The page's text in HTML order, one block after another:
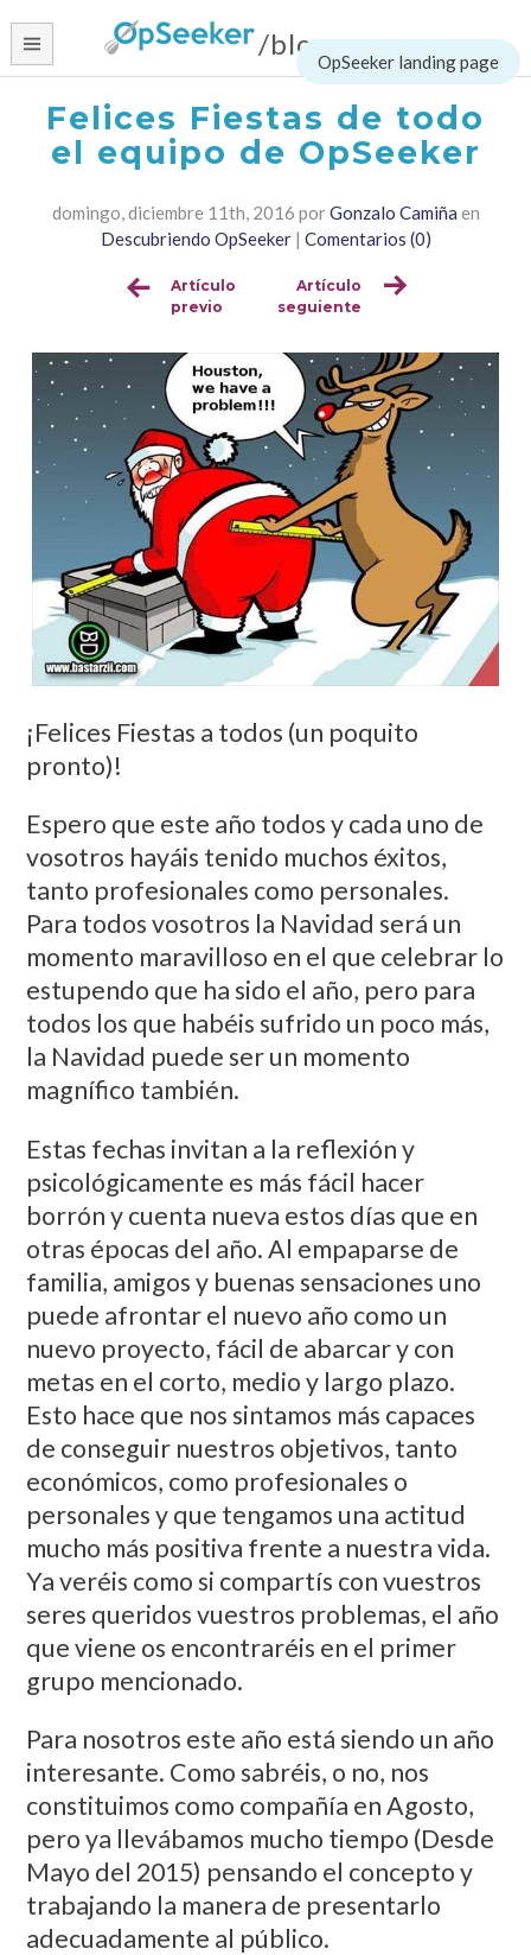
content
/blog
Felices Fiestas de todo
el equipo de OpSeeker
domingo, diciembre 11th, 2016 porGonzalo Camiña en
Descubriendo OpSeeker| Comentarios (0)
Sigue
Artículo
previo
Artículo
seguiente
¡Felices Fiestas a todos (un poquito
pronto)!
Espero que este año todos y cada uno de
vosotros hayáis tenido muchos éxitos,
tanto profesionales como personales.
Para todos vosotros la Navidad será un
momento maravilloso en el que celebrar lo
estupendo que ha sido el año, pero para
todos los que habéis sufrido un poco más,
la Navidad puede ser un momento
magnífico también.
Estas fechas invitan a la reflexión y
psicológicamente es más fácil hacer
borrón y cuenta nueva estos días que en
otras épocas del año. Al empaparse de
familia, amigos y buenas sensaciones uno
puede afrontar el nuevo año como un
nuevo proyecto, fácil de abarcar y con
metas en el corto, medio y largo plazo.
Esto hace que nos sintamos más capaces
de conseguir nuestros objetivos, tanto
económicos, como profesionales o
personales y que tengamos una actitud
mucho más positiva frente a nuestra vida.
Ya veréis como si compartís con vuestros
seres queridos vuestros problemas, el año
que viene os encontraréis en el primer
grupo mencionado.
Para nosotros este año está siendo un año
interesante. Como sabréis, o no, nos
constituimos como compañía en Agosto,
pero ya llevábamos mucho tiempo (Desde
Mayo del 2015) pensando el concepto y
trabajando la manera de presentarlo
adecuadamente al público.